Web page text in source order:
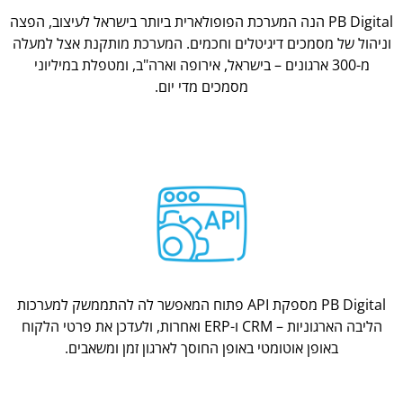
PB Digital הנה המערכת הפופולארית ביותר בישראל לעיצוב, הפצה
וניהול של מסמכים דיגיטלים וחכמים. המערכת מותקנת אצל למעלה
מ-300 ארגונים – בישראל, אירופה וארה"ב, ומטפלת במיליוני
מסמכים מדי יום.
PB Digital מספקת API פתוח המאפשר לה להתממשק למערכות
הליבה הארגוניות – CRM ו-ERP ואחרות, ולעדכן את פרטי הלקוח
באופן אוטומטי באופן החוסך לארגון זמן ומשאבים.